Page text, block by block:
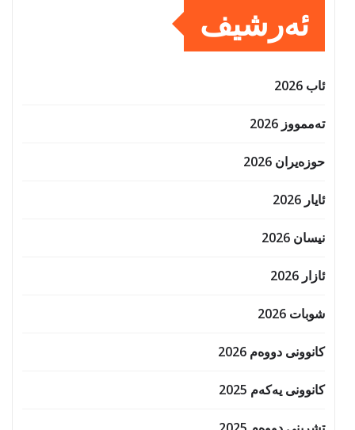
ئەرشیف
ئاب 2026
تەممووز 2026
حوزه‌یران 2026
ئایار 2026
نیسان 2026
ئازار 2026
شوبات 2026
کانوونی دووەم 2026
کانوونی یەکەم 2025